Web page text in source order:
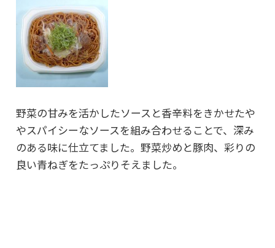
野菜の甘みを活かしたソースと香辛料をきかせたや
やスパイシーなソースを組み合わせることで、深み
のある味に仕立てました。野菜炒めと豚肉、彩りの
良い青ねぎをたっぷりそえました。